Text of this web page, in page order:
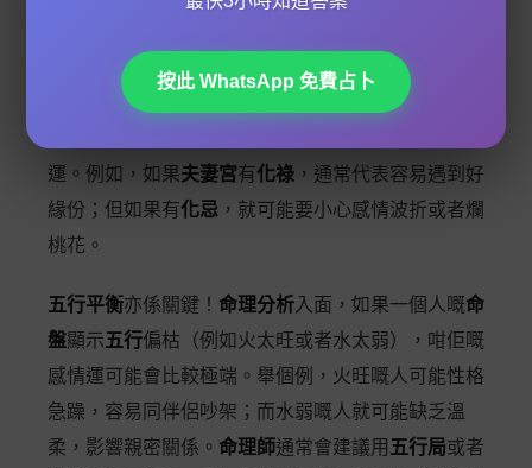
紫微命盤
，尤其係想知自己幾時會遇到真命天子或
紫微星 坐落喺邊個宮位，同埋有冇
運。例如，如果夫妻宮有化祿 ，通常代表容易遇到好
緣份；但如果有化忌 ，就可能要小心感情波折或者爛
桃花。
五行平衡亦係關鍵！ 命理分析入面，如果一個人嘅命
盤顯示五行偏枯（例如火太旺或者水太弱），咁佢嘅
感情運可能會比較極端。舉個例，火旺嘅人可能性格
急躁，容易同伴侶吵架；而水弱嘅人就可能缺乏溫
柔，影響親密關係。 命理師通常會建議用 五行局或者
按此 WhatsApp 免費占卜